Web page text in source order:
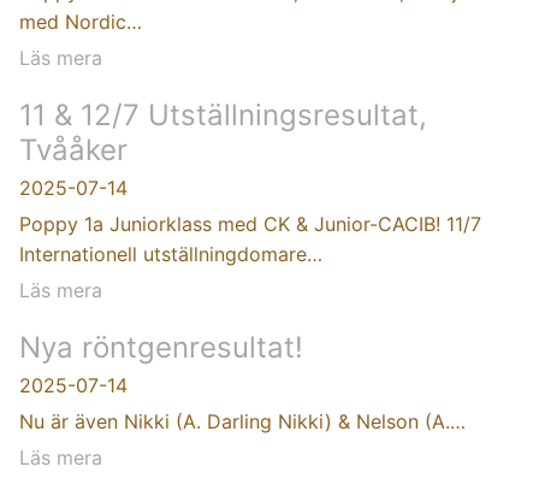
med Nordic…
Läs mera
11 & 12/7 Utställningsresultat,
Tvååker
2025-07-14
Poppy 1a Juniorklass med CK & Junior-CACIB! 11/7
Internationell utställningdomare…
Läs mera
Nya röntgenresultat!
2025-07-14
Nu är även Nikki (A. Darling Nikki) & Nelson (A.…
Läs mera